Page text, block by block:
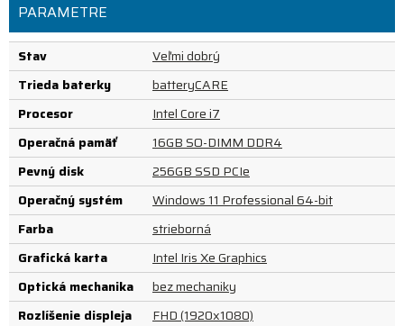
PARAMETRE
Stav
Veľmi dobrý
Trieda baterky
batteryCARE
Procesor
Intel Core i7
Operačná pamäť
16GB SO-DIMM DDR4
Pevný disk
256GB SSD PCIe
Operačný systém
Windows 11 Professional 64-bit
Farba
strieborná
Grafická karta
Intel Iris Xe Graphics
Optická mechanika
bez mechaniky
Rozlíšenie displeja
FHD (1920x1080)